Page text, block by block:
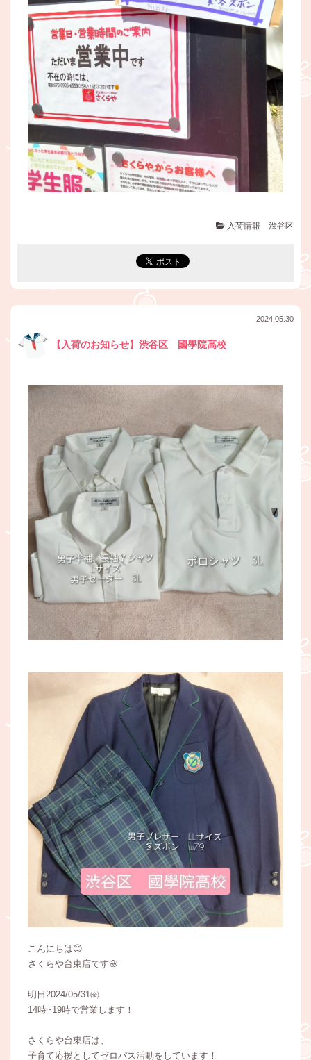
入荷情報 渋谷区
2024.05.30
【入荷のお知らせ】渋谷区 國學院高校
こんにちは😊
さくらや台東店です🌸
明日2024/05/31㈮
14時~19時で営業します！
さくらや台東店は、
子育て応援としてゼロパス活動をしています！